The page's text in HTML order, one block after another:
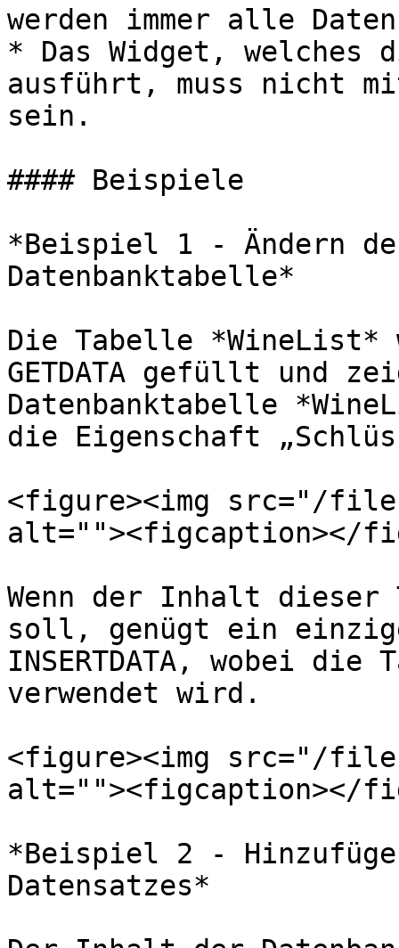
werden immer alle
* Das Widget, welches
ausführt, muss nicht
sein.
#### Beispiele
*Beispiel 1 - Ändern
Datenbanktabelle*
Die Tabelle
GETDATA gefüllt und
Datenbanktabelle
die Eigenschaft
<figure><img src="/
alt=""><figcaption></
Wenn der Inhalt dieser
soll, genügt ein
INSERTDATA, wobei
verwendet wird.
<figure><img src="/files/
alt=""><figcaption></
*Beispiel 2 -
Datensatzes*